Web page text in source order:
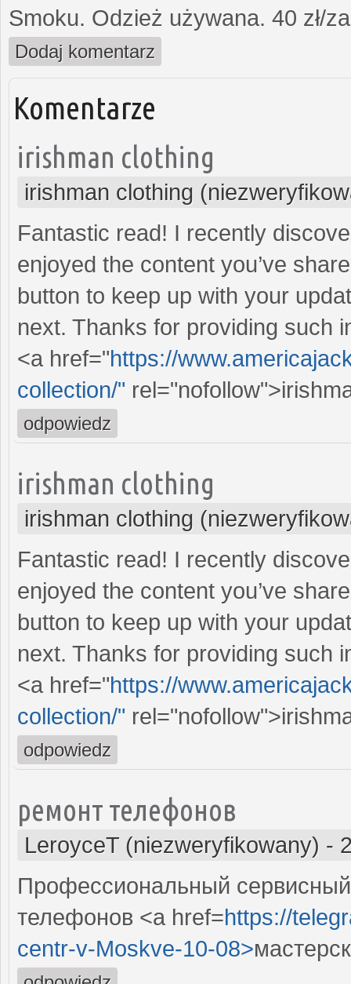
Smoku. Odzież używana. 40 zł/
Dodaj komentarz
Komentarze
irishman clothing
irishman clothing
Fantastic read! I recently
enjoyed the content you’ve
button to keep up with your
next. Thanks for providing such
<a href="https://
collection/"
odpowiedz
irishman clothing
irishman clothing
Fantastic read! I recently
enjoyed the content you’ve
button to keep up with your
next. Thanks for providing such
<a href="https://
collection/"
odpowiedz
ремонт телефонов
LeroyceT (niezweryfikowany) -
Профессиональный
телефонов <a href=https://
centr-v-Moskve-10-08>